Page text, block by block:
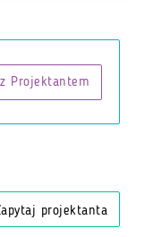
Projektantem
projektanta